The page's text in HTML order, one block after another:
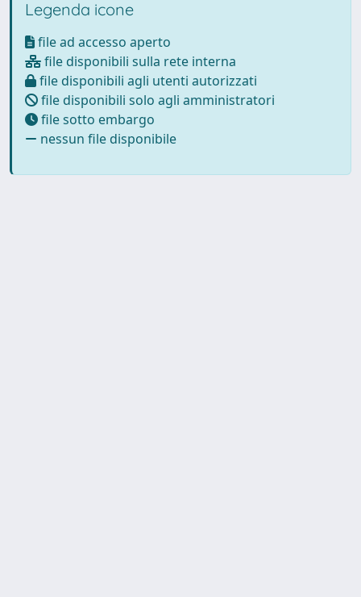
Legenda icone
file ad accesso aperto
file disponibili sulla rete interna
file disponibili agli utenti autorizzati
file disponibili solo agli amministratori
file sotto embargo
nessun file disponibile